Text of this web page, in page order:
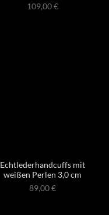
109,00€
Echtlederhandcuffs mit
weißen Perlen 3,0 cm
89,00€